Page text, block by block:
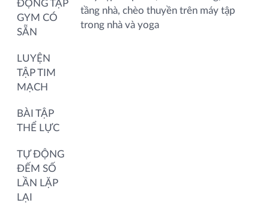
ĐỘNG TẬP
GYM CÓ
SẴN
tầng nhà, chèo thuyền trên máy tập
trong nhà và yoga
LUYỆN
TẬP TIM
MẠCH
BÀI TẬP
THỂ LỰC
TỰ ĐỘNG
ĐẾM SỐ
LẦN LẶP
LẠI